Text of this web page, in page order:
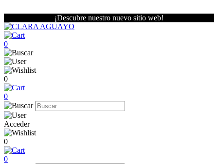
¡Descubre nuestro nuevo sitio web!
0
0
0
Acceder
0
0